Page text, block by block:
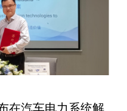
在汽车电力系统解